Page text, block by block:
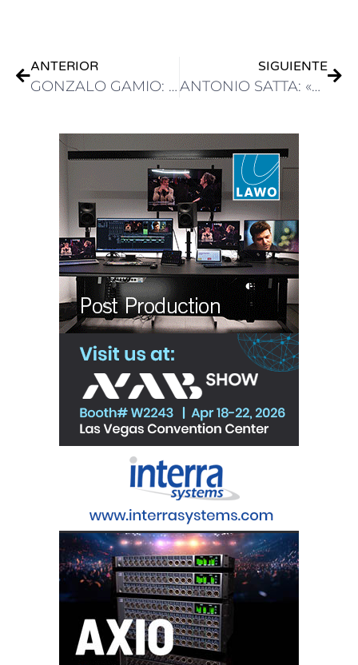
ANTERIOR
GONZALO GAMIO: “INTRODUCIMOS EN ARGENTINA LA NUEVA CÁMARA PTZ SONY BRC-AM7, CON AUTO FRAMING Y AI INCORPORADA”
SIGUIENTE
ANTONIO SATTA: «LA LÍNEA DE TRANSMISORES DE TV GATESAIR PARA EL ESTÁNDAR ATSC 3.0 EMPIEZA A SER ADOPTADA EN LATAM»